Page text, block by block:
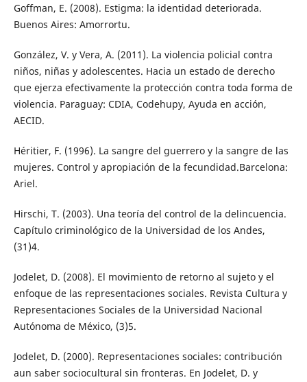
Goffman, E. (2008). Estigma: la identidad deteriorada.
Buenos Aires: Amorrortu.
González, V. y Vera, A. (2011). La violencia policial contra
niños, niñas y adolescentes. Hacia un estado de derecho
que ejerza efectivamente la protección contra toda forma de
violencia. Paraguay: CDIA, Codehupy, Ayuda en acción,
AECID.
Héritier, F. (1996). La sangre del guerrero y la sangre de las
mujeres. Control y apropiación de la fecundidad.Barcelona:
Ariel.
Hirschi, T. (2003). Una teoría del control de la delincuencia.
Capítulo criminológico de la Universidad de los Andes,
(31)4.
Jodelet, D. (2008). El movimiento de retorno al sujeto y el
enfoque de las representaciones sociales. Revista Cultura y
Representaciones Sociales de la Universidad Nacional
Autónoma de México, (3)5.
Jodelet, D. (2000). Representaciones sociales: contribución
aun saber sociocultural sin fronteras. En Jodelet, D. y